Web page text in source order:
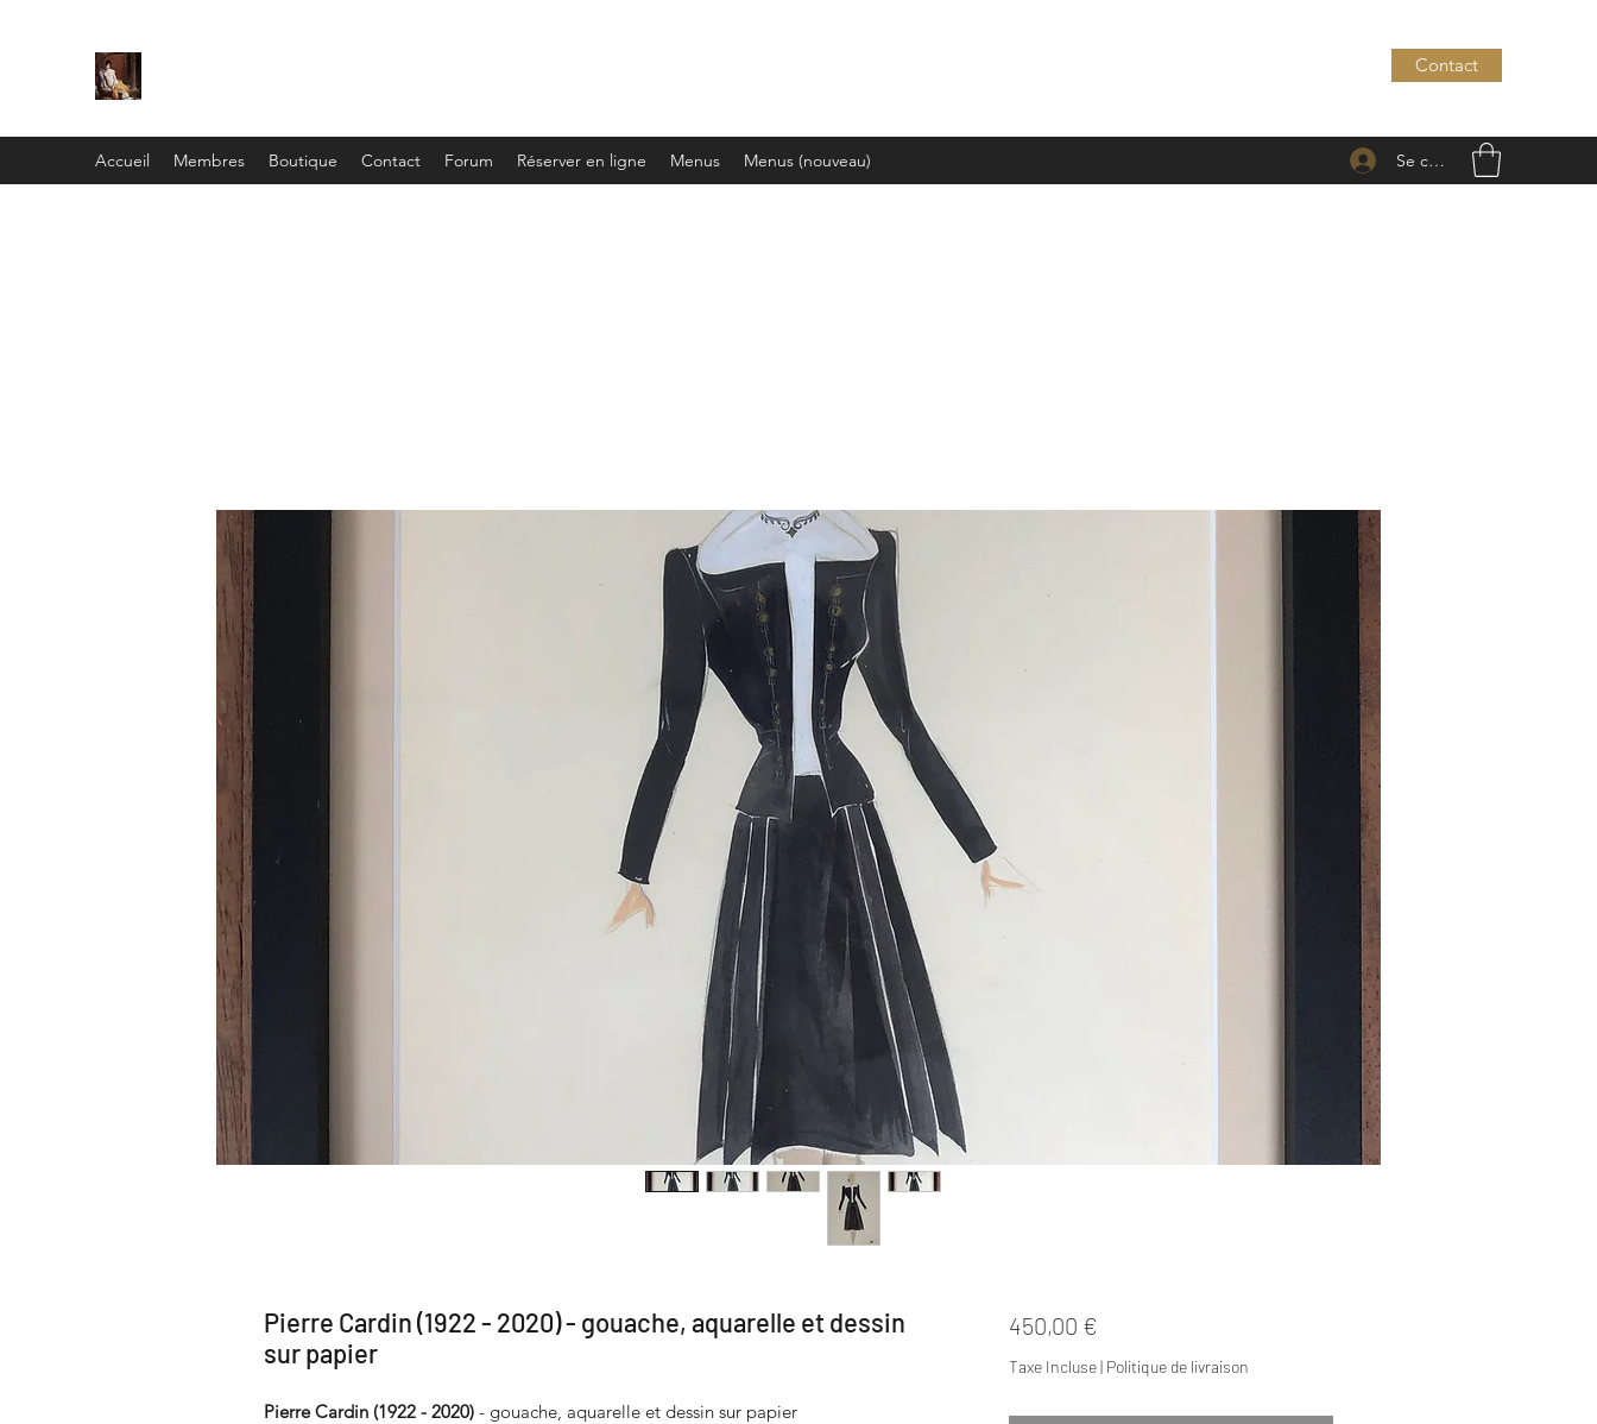
Contact
Accueil Membres Boutique Contact Forum Réserver en ligne Menus Menus (nouveau) Se connecter
Pierre Cardin (1922 - 2020) - gouache, aquarelle et dessin
sur papier
Pierre Cardin (1922 - 2020) - gouache, aquarelle et dessin sur papier
450,00 €
Taxe Incluse| Politique de livraison